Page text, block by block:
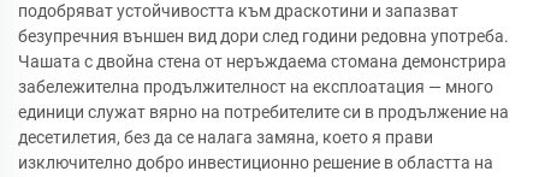
подобряват устойчивостта към драскотини и запазват
безупречния външен вид дори след години редовна употреба.
Чашата с двойна стена от неръждаема стомана демонстрира
забележителна продължителност на експлоатация — много
единици служат вярно на потребителите си в продължение на
десетилетия, без да се налага замяна, което я прави
изключително добро инвестиционно решение в областта на